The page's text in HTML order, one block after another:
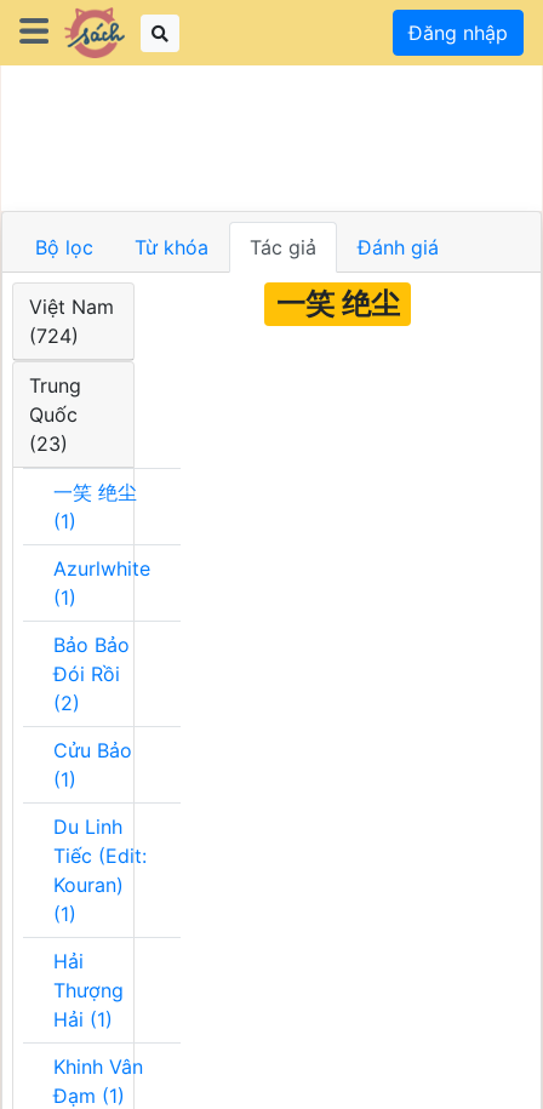
Đăng nhập
Bộ lọc Từ khóa Tác giả Đánh giá
Việt Nam
(724)
Trung
Quốc
(23)
一笑 绝尘
(1)
Azurlwhite
(1)
Bảo Bảo
Đói Rồi
(2)
Cửu Bảo
(1)
Du Linh
Tiếc (Edit:
Kouran)
(1)
Hải
Thượng
Hải (1)
Khinh Vân
Đạm (1)
一笑 绝尘